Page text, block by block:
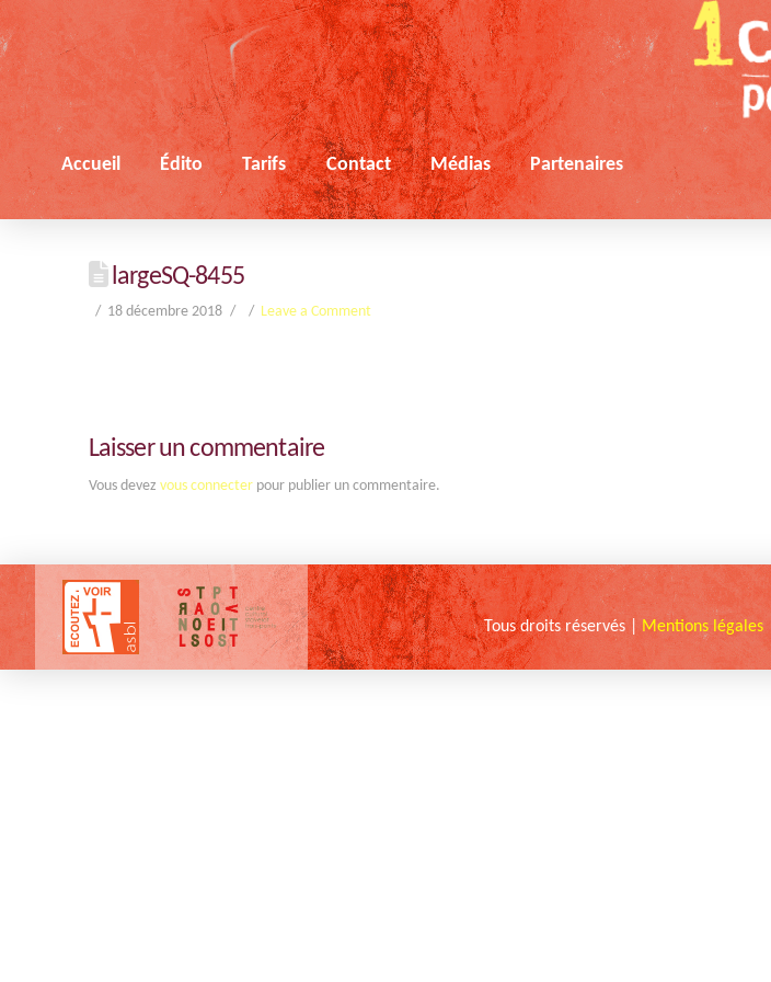
Accueil Édito Tarifs Contact Médias Partenaires
largeSQ-8455
18 décembre 2018 Leave a Comment
Laisser un commentaire
Vous devez vous connecterpour publier un commentaire.
Tous droits réservés | Mentions légales